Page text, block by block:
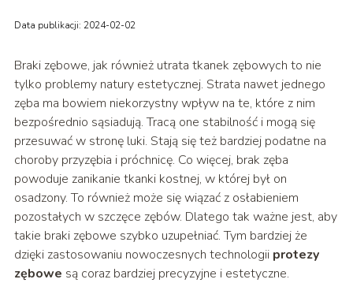
Data publikacji: 2024-02-02
Braki zębowe, jak również utrata tkanek zębowych to nie
tylko problemy natury estetycznej. Strata nawet jednego
zęba ma bowiem niekorzystny wpływ na te, które z nim
bezpośrednio sąsiadują. Tracą one stabilność i mogą się
przesuwać w stronę luki. Stają się też bardziej podatne na
choroby przyzębia i próchnicę. Co więcej, brak zęba
powoduje zanikanie tkanki kostnej, w której był on
osadzony. To również może się wiązać z osłabieniem
pozostałych w szczęce zębów. Dlatego tak ważne jest, aby
takie braki zębowe szybko uzupełniać. Tym bardziej że
dzięki zastosowaniu nowoczesnych technologii protezy
zębowe są coraz bardziej precyzyjne i estetyczne.